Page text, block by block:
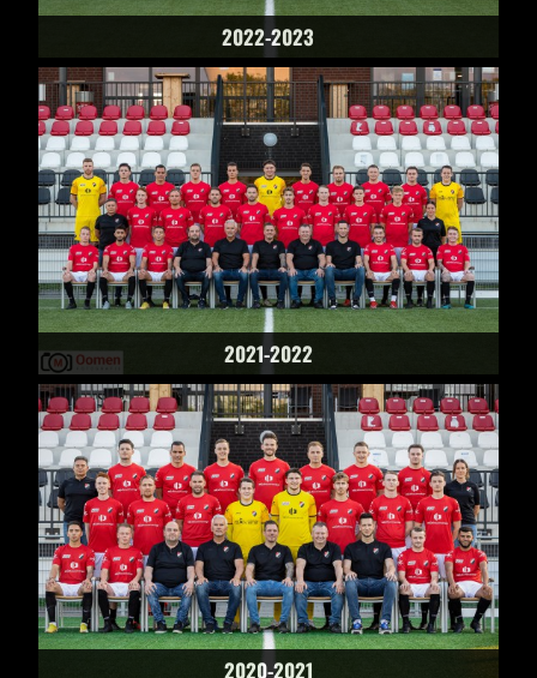
2022-2023
2021-2022
2020-2021